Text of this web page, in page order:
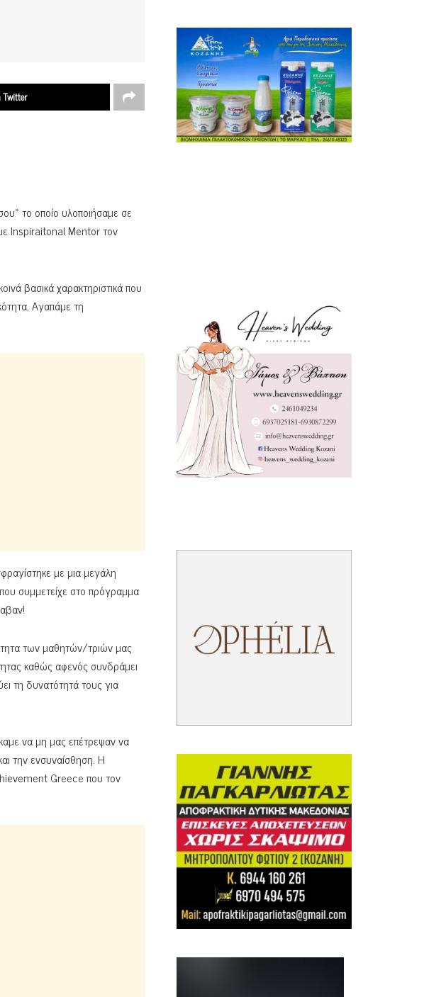
Twitter
το οποίο υλοποιήσαμε σε
Inspiraitonal Mentor τον
βασικά χαρακτηριστικά που
Αγαπάμε τη
με μια μεγάλη
συμμετείχε στο πρόγραμμα
των μαθητών/τριών μας
καθώς αφενός συνδράμει
τη δυνατότητά τους για
να μη μας επέτρεψαν να
την ενσυναίσθηση. Η
Greece που τον